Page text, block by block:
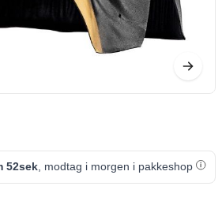
52sek, modtag i morgen i pakkeshop